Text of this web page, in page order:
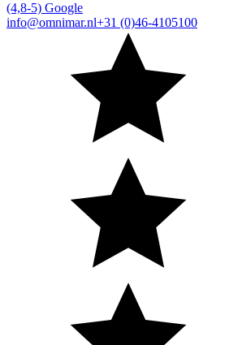
(4,8-5) Google
info@omnimar.nl+31 (0)46-4105100